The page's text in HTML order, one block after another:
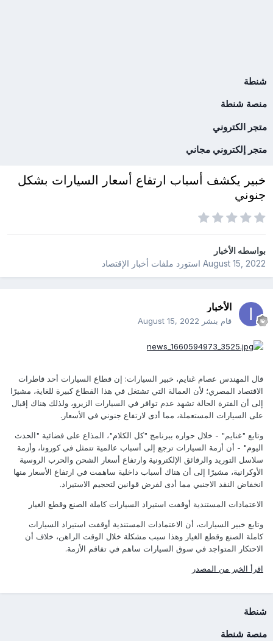
شنطة
منصة شنطة
متجر الكتروني
متجر إلكتروني مجاني
خبير يكشف أسباب ارتفاع أسعار السيارات بشكل
جنوني
بواسطهالأخبار
August 15, 2022استورد ملفات أخبار الإقتصاد
الأخبار
قام بنشر August 15, 2022
قال المهندس عصام غنايم، خبير السيارات: إن قطاع السيارات أحد قاطرات
الاقتصاد المصري؛ لأن العمالة التي تشتغل في هذا القطاع كبيرة للغاية، مشيرًا
إلى أن الفترة الحالة تشهد عدم توافر في السيارات الزيرو، ولذلك هناك إقبال
على السيارات المستعملة، مما أدى لارتفاع جنوني في الأسعار.
وتابع "غنايم" - خلال حواره ببرنامج "كل الكلام"، المذاع على فضائية "الحدث
اليوم" - أن أزمة السيارات ترجع إلى أسباب عالمية تتمثل في كورونا، وأزمة
سلاسل التوريد والرقائق الإلكترونية وارتفاع أسعار الشحن والحرب الروسية
الأوكرانية، مشيرًا إلى أن هناك أسباب داخلية ساهمت في ارتفاع الأسعار منها
انخفاض النقد الاجنبي مما أدى لفرض قوانين لتحجيم الاستيراد.
الاعتمادات المستندية أوقفت استيراد السيارات كاملة الصنع وقطع الغيار
وتابع خبير السيارات، أن الاعتمادات المستندية أوقفت استيراد السيارات
كاملة الصنع وقطع الغيار وهذا سبب مشكلة خلال الوقت الراهن، خلاف أن
الاحتكار المتواجد في سوق السيارات ساهم في تفاقم الأزمة.
اقرأ الخبر من المصدر
شنطة
منصة شنطة